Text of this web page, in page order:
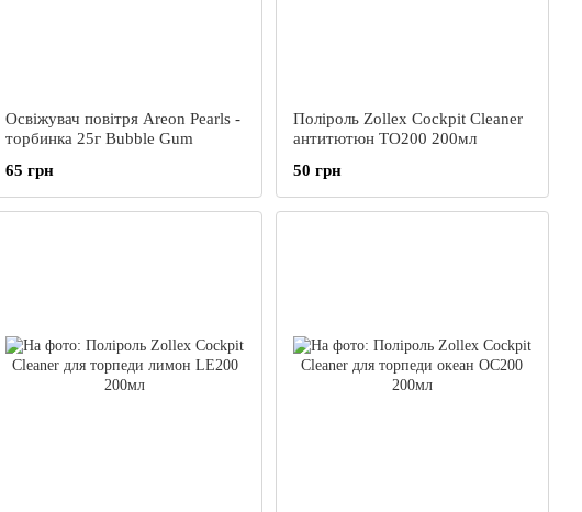
Освіжувач повітря Areon Pearls -
торбинка 25г Bubble Gum
65 грн
Поліроль Zollex Cockpit Cleaner
антитютюн TO200 200мл
50 грн